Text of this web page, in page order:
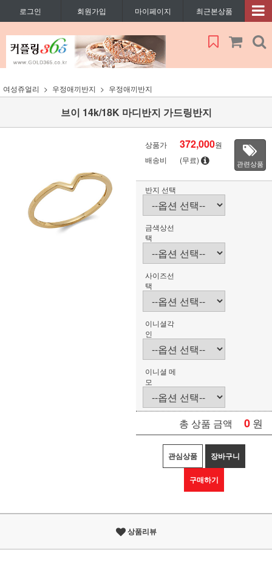
로그인 회원가입 마이페이지 최근본상품
여성쥬얼리 우정애끼반지 우정애끼반지
브이 14k/18K 마디반지 가드링반지
상품가 372,000원
배송비
(무료) 관련상품
반지 선택
금색상선
택
사이즈선
택
이니셜각
인
이니셜 메
모
총 상품 금액 0 원
관심상품 장바구니
구매하기
상품리뷰